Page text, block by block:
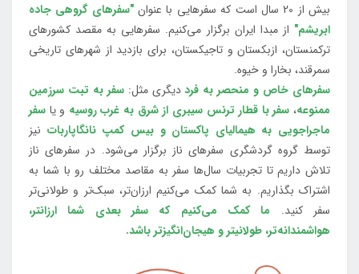
بیش از 20 سال است که سفرهایی با عنوان
"سفرهای گروهی جاده
ابریشم" از مبدا ایران برگزار می‌کنیم. سفرهایی به مقصد کشورهای
ترکمنستان، ازبکستان و تاجیکستان، برای بازدید از شهرهای تاریخی
سمرقند، بخارا و خیوه.
سفرهای خاص و منحصر به فرددیگری مثل:سفر به تبت سرزمین
ممنوعه، سفر با قطار ترنس سیبری از شرق به غرب روسیه و یا سفر
ماجراجویی به هیمالیای پاکستان و بیس کمپ نانگاپاربات نیز
توسط گروه گردشگری سفرهای ناز برگزار می‌شود. در سفرهای ناز
تلاش داریم تا تجربیات سال‌ها سفر به مقاصد مختلف رو با شما به
اشتراک بگذاریم. به شما کمک می‌کنیم ارزان‌تر، سبک‌تر و طولانی‌تر
سفر کنید. ما کمک می‌کنیم که سفر بعدی شما ارزانتر،
هواشمندانه‌تر، طولانی‎تر و هیجان‌انگیزتر باشد.